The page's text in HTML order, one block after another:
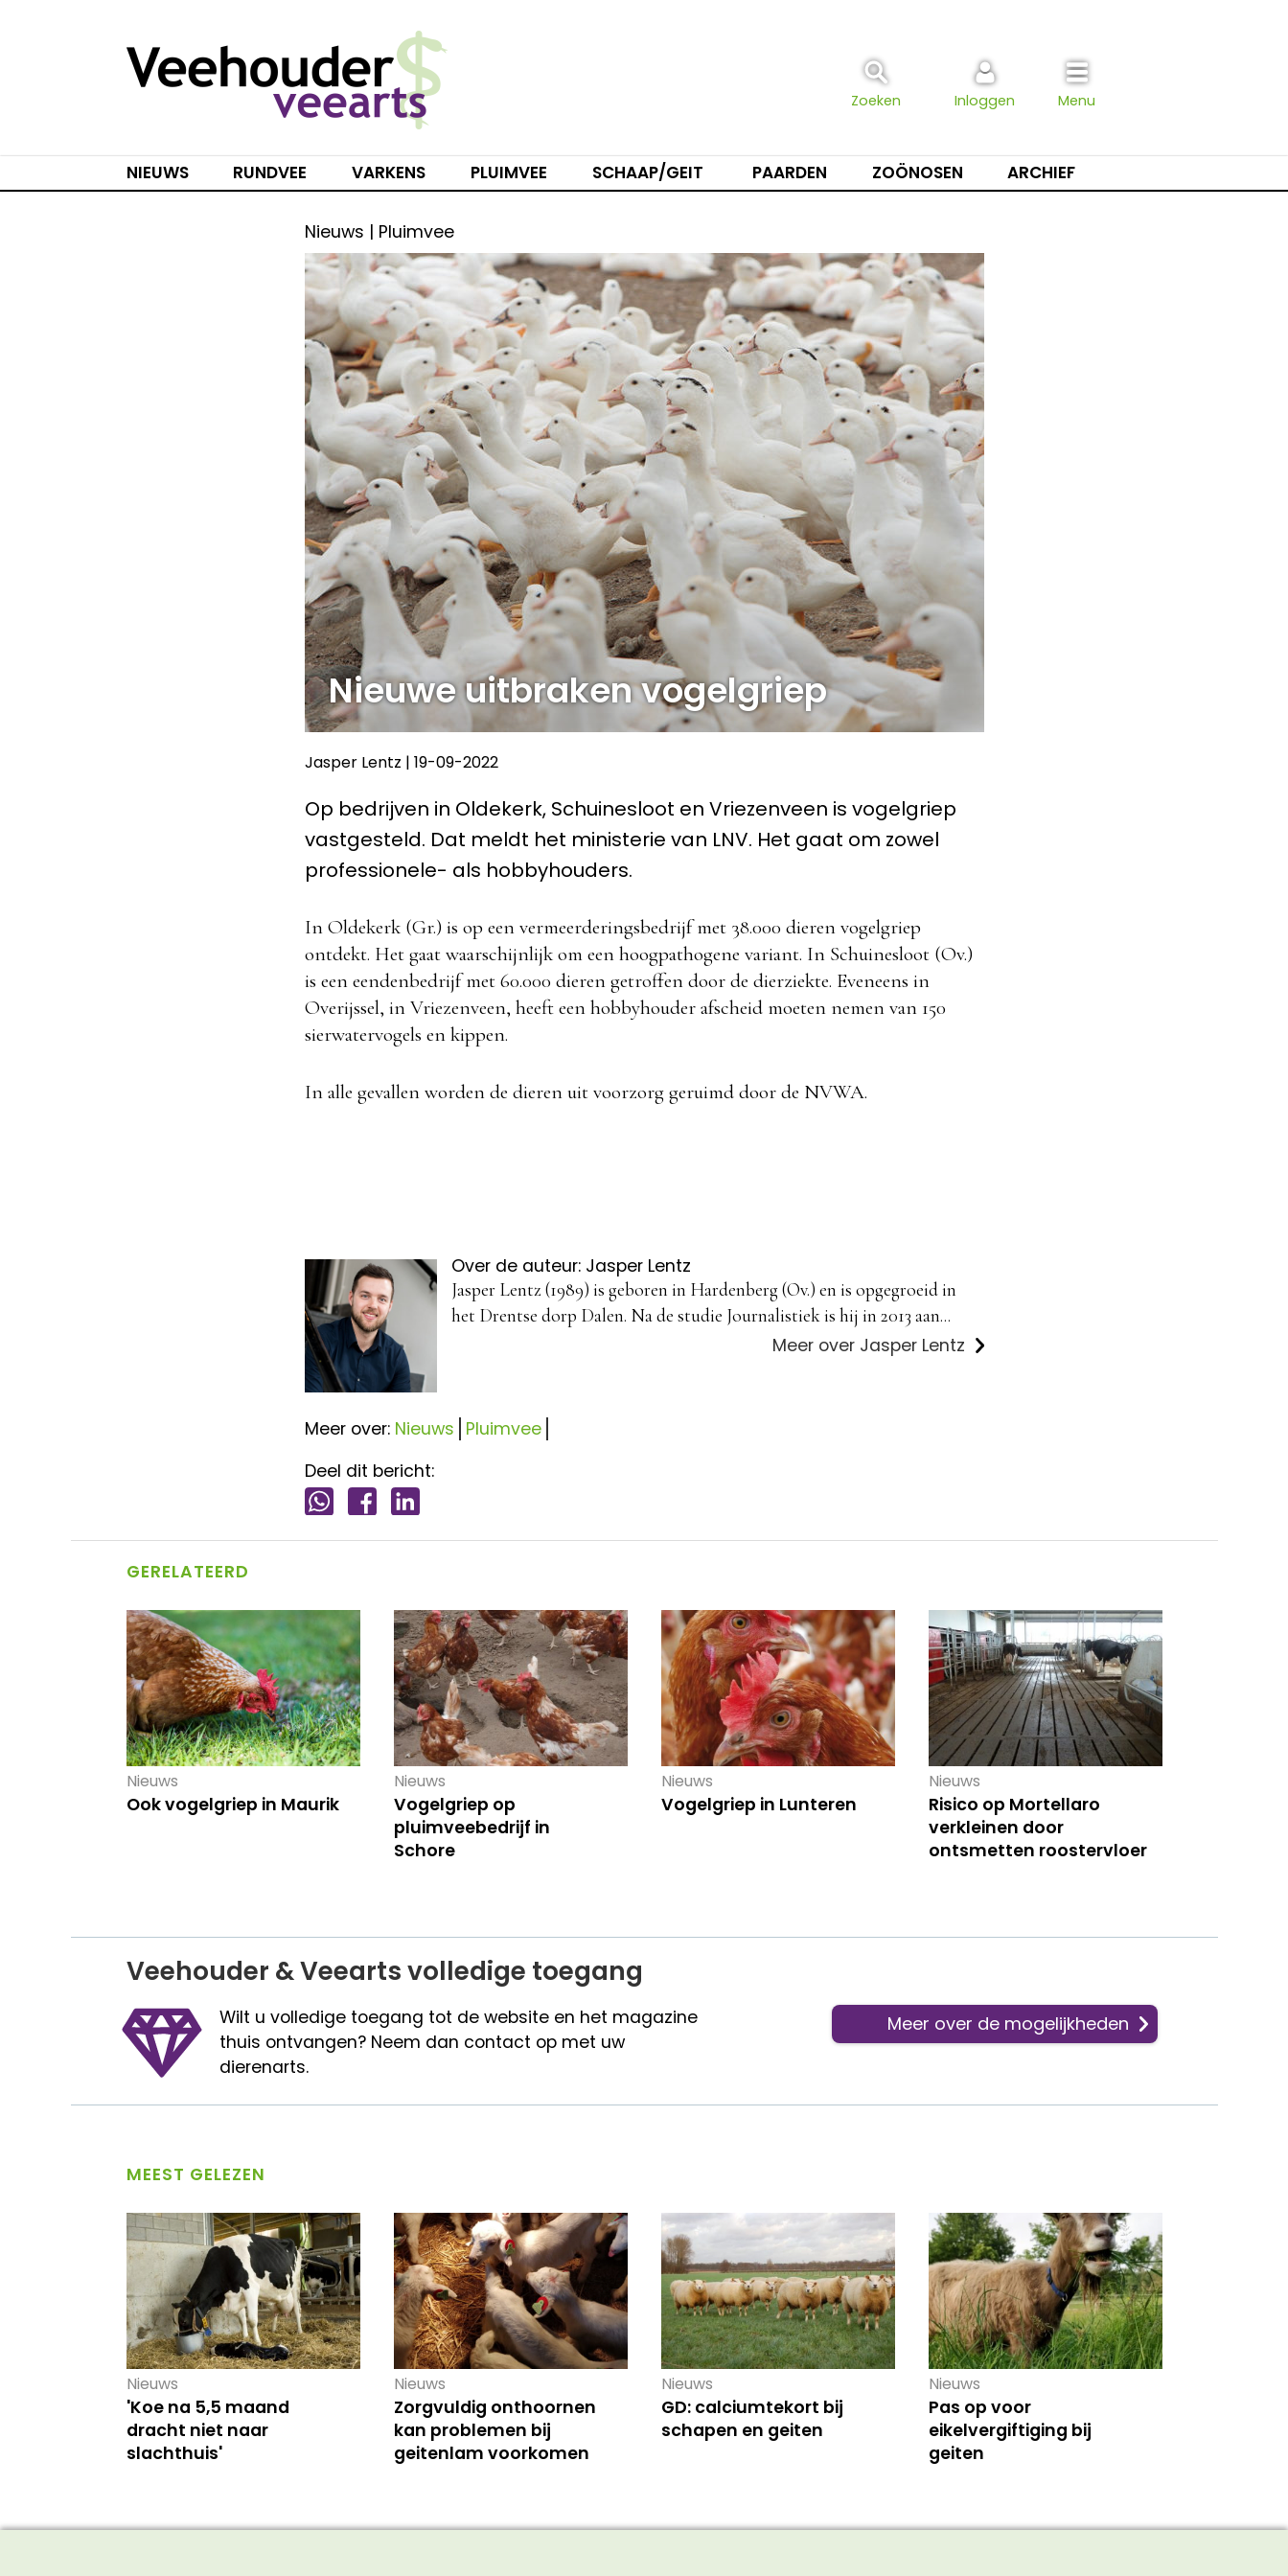
Zoeken Inloggen Menu
NIEUWS RUNDVEE VARKENS PLUIMVEE SCHAAP/GEIT PAARDEN ZOÖNOSEN ARCHIEF
Nieuws | Pluimvee
Nieuwe uitbraken vogelgriep
Jasper Lentz | 19-09-2022
Op bedrijven in Oldekerk, Schuinesloot en Vriezenveen is vogelgriep
vastgesteld. Dat meldt het ministerie van LNV. Het gaat om zowel
professionele- als hobbyhouders.
In Oldekerk (Gr.) is op een vermeerderingsbedrijf met 38.000 dieren vogelgriep
ontdekt. Het gaat waarschijnlijk om een hoogpathogene variant. In Schuinesloot (Ov.)
is een eendenbedrijf met 60.000 dieren getroffen door de dierziekte. Eveneens in
Overijssel, in Vriezenveen, heeft een hobbyhouder afscheid moeten nemen van 150
sierwatervogels en kippen.
In alle gevallen worden de dieren uit voorzorg geruimd door de NVWA.
Over de auteur: Jasper Lentz
Jasper Lentz (1989) is geboren in Hardenberg (Ov.) en is opgegroeid in
het Drentse dorp Dalen. Na de studie Journalistiek is hij in 2013 aan...
Meer over Jasper Lentz
Meer over: Nieuws Pluimvee
Deel dit bericht:
GERELATEERD
Nieuws
Ook vogelgriep in Maurik
Nieuws
Vogelgriep op
pluimveebedrijf in
Schore
Nieuws
Vogelgriep in Lunteren
Nieuws
Risico op Mortellaro
verkleinen door
ontsmetten roostervloer
Veehouder & Veearts volledige toegang
Wilt u volledige toegang tot de website en het magazine
thuis ontvangen? Neem dan contact op met uw
dierenarts.
Meer over de mogelijkheden
MEEST GELEZEN
Nieuws
'Koe na 5,5 maand
dracht niet naar
slachthuis'
Nieuws
Zorgvuldig onthoornen
kan problemen bij
geitenlam voorkomen
Nieuws
GD: calciumtekort bij
schapen en geiten
Nieuws
Pas op voor
eikelvergiftiging bij
geiten